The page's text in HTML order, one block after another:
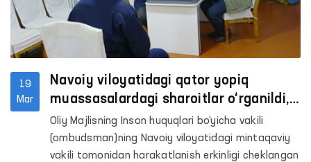
tashriflari amalga oshirildi.
19
Mar
Navoiy viloyatidagi qator yopiq
muassasalardagi sharoitlar o‘rganildi,
murojaatlar qabul qilindi
Oliy Majlisning Inson huquqlari bo‘yicha vakili
(ombudsman)ning Navoiy viloyatidagi mintaqaviy
vakili tomonidan harakatlanish erkinligi cheklangan